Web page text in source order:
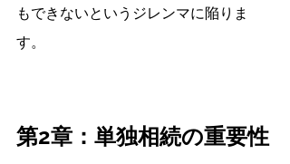
もできないというジレンマに陥りま
す。
第2章：単独相続の重要性